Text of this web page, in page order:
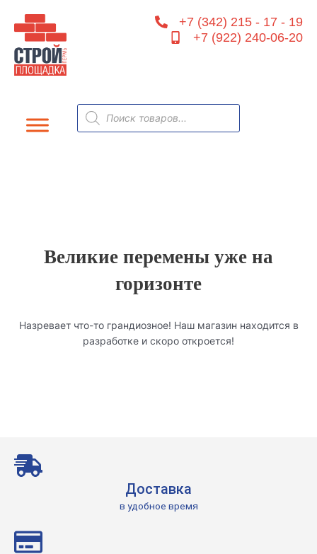
содержимому
+7 (342) 215 - 17 - 19
+7 (922) 240-06-20
Поиск
товаров
Великие перемены уже на
горизонте
Назревает что-то грандиозное! Наш магазин находится в
разработке и скоро откроется!
Доставка
в удобное время